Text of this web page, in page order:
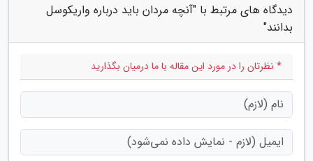
دیدگاه های مرتبط با "آنچه مردان باید درباره واریکوسل
بدانند"
* نظرتان را در مورد این مقاله با ما درمیان بگذارید